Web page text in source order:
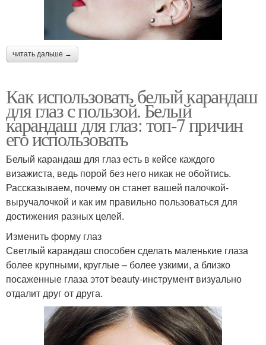
читать дальше →
Как использовать белый карандаш
для глаз с пользой. Белый
карандаш для глаз: топ-7 причин
его использовать
Белый карандаш для глаз есть в кейсе каждого
визажиста, ведь порой без него никак не обойтись.
Рассказываем, почему он станет вашей палочкой-
выручалочкой и как им правильно пользоваться для
достижения разных целей.
Изменить форму глаз
Светлый карандаш способен сделать маленькие глаза
более крупными, круглые – более узкими, а близко
посаженные глаза этот beauty-инструмент визуально
отдалит друг от друга.